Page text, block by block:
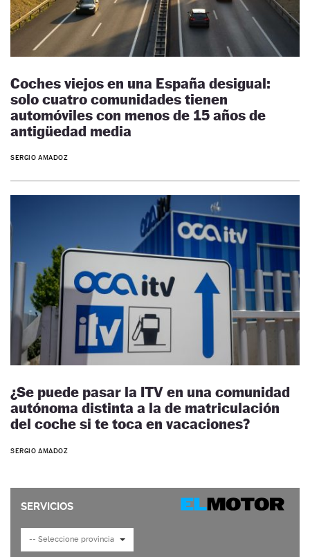
Coches viejos en una España desigual:
solo cuatro comunidades tienen
automóviles con menos de 15 años de
antigüedad media
SERGIO AMADOZ
¿Se puede pasar la ITV en una comunidad
autónoma distinta a la de matriculación
del coche si te toca en vacaciones?
SERGIO AMADOZ